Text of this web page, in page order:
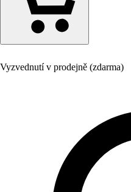
Vyzvednutí v prodejně (zdarma)